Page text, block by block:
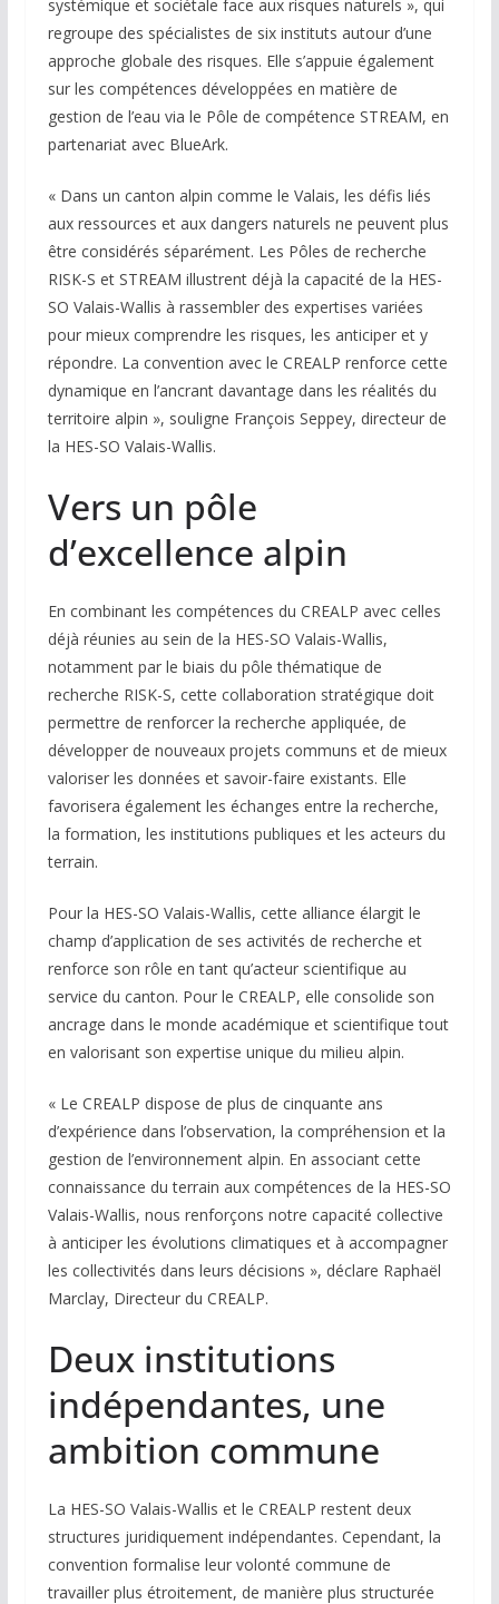
systémique et sociétale face aux risques naturels », qui
regroupe des spécialistes de six instituts autour d’une
approche globale des risques. Elle s’appuie également
sur les compétences développées en matière de
gestion de l’eau via le Pôle de compétence STREAM, en
partenariat avec BlueArk.
« Dans un canton alpin comme le Valais, les défis liés
aux ressources et aux dangers naturels ne peuvent plus
être considérés séparément. Les Pôles de recherche
RISK-S et STREAM illustrent déjà la capacité de la HES-
SO Valais-Wallis à rassembler des expertises variées
pour mieux comprendre les risques, les anticiper et y
répondre. La convention avec le CREALP renforce cette
dynamique en l’ancrant davantage dans les réalités du
territoire alpin », souligne François Seppey, directeur de
la HES-SO Valais-Wallis.
Vers un pôle
d’excellence alpin
En combinant les compétences du CREALP avec celles
déjà réunies au sein de la HES-SO Valais-Wallis,
notamment par le biais du pôle thématique de
recherche RISK-S, cette collaboration stratégique doit
permettre de renforcer la recherche appliquée, de
développer de nouveaux projets communs et de mieux
valoriser les données et savoir-faire existants. Elle
favorisera également les échanges entre la recherche,
la formation, les institutions publiques et les acteurs du
terrain.
Pour la HES-SO Valais-Wallis, cette alliance élargit le
champ d’application de ses activités de recherche et
renforce son rôle en tant qu’acteur scientifique au
service du canton. Pour le CREALP, elle consolide son
ancrage dans le monde académique et scientifique tout
en valorisant son expertise unique du milieu alpin.
« Le CREALP dispose de plus de cinquante ans
d’expérience dans l’observation, la compréhension et la
gestion de l’environnement alpin. En associant cette
connaissance du terrain aux compétences de la HES-SO
Valais-Wallis, nous renforçons notre capacité collective
à anticiper les évolutions climatiques et à accompagner
les collectivités dans leurs décisions », déclare Raphaël
Marclay, Directeur du CREALP.
Deux institutions
indépendantes, une
ambition commune
La HES-SO Valais-Wallis et le CREALP restent deux
structures juridiquement indépendantes. Cependant, la
convention formalise leur volonté commune de
travailler plus étroitement, de manière plus structurée